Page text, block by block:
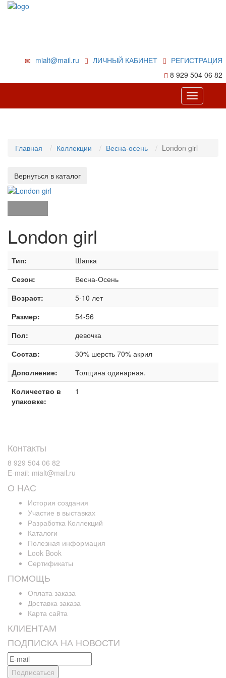
РЕГИСТРАЦИЯ
ЛИЧНЫЙ КАБИНЕТ
mialt@mail.ru
8 929 504 06 82
Toggle
navigation
Главная Коллекции Весна-осень London girl
London girl
Тип:
Шапка
Сезон:
Весна-Осень
Возраст:
5-10 лет
Размер:
54-56
Пол:
девочка
Состав:
30% шерсть 70% акрил
Дополнение:
Толщина одинарная.
Количество в
упаковке:
1
Контакты
8 929 504 06 82
E-mail: mialt@mail.ru
О НАС
История создания
Участие в выставках
Разработка Коллекций
Каталоги
Полезная информация
Look Book
Сертификаты
ПОМОЩЬ
Оплата заказа
Доставка заказа
Карта сайта
КЛИЕНТАМ
ПОДПИСКА НА НОВОСТИ